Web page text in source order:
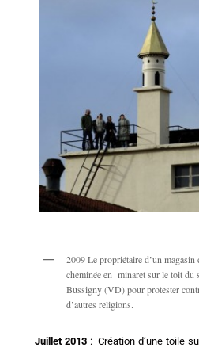
2009 Le propriétaire d’un magasin
cheminée en minaret sur le toit du
Bussigny (VD) pour protester
d’autres religions.
Juillet 2013: Création d’une toile